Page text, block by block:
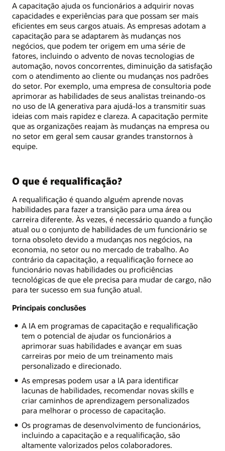
A capacitação ajuda os funcionários a adquirir novas
capacidades e experiências para que possam ser mais
eficientes em seus cargos atuais. As empresas adotam a
capacitação para se adaptarem às mudanças nos
negócios, que podem ter origem em uma série de
fatores, incluindo o advento de novas tecnologias de
automação, novos concorrentes, diminuição da satisfação
com o atendimento ao cliente ou mudanças nos padrões
do setor. Por exemplo, uma empresa de consultoria pode
aprimorar as habilidades de seus analistas treinando-os
no uso de IA generativa para ajudá-los a transmitir suas
ideias com mais rapidez e clareza. A capacitação permite
que as organizações reajam às mudanças na empresa ou
no setor em geral sem causar grandes transtornos à
equipe.
O que é requalificação?
A requalificação é quando alguém aprende novas
habilidades para fazer a transição para uma área ou
carreira diferente. Às vezes, é necessário quando a função
atual ou o conjunto de habilidades de um funcionário se
torna obsoleto devido a mudanças nos negócios, na
economia, no setor ou no mercado de trabalho. Ao
contrário da capacitação, a requalificação fornece ao
funcionário novas habilidades ou proficiências
tecnológicas de que ele precisa para mudar de cargo, não
para ter sucesso em sua função atual.
Principais conclusões
A IA em programas de capacitação e requalificação
tem o potencial de ajudar os funcionários a
aprimorar suas habilidades e avançar em suas
carreiras por meio de um treinamento mais
personalizado e direcionado.
As empresas podem usar a IA para identificar
lacunas de habilidades, recomendar novas skills e
criar caminhos de aprendizagem personalizados
para melhorar o processo de capacitação.
Os programas de desenvolvimento de funcionários,
incluindo a capacitação e a requalificação, são
altamente valorizados pelos colaboradores.